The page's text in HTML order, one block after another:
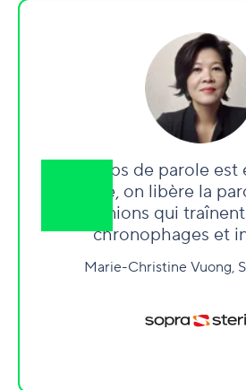
« Le temps de parole
distribué, on libère la
les réunions qui
chronophages et
Marie-Christine Vuong,